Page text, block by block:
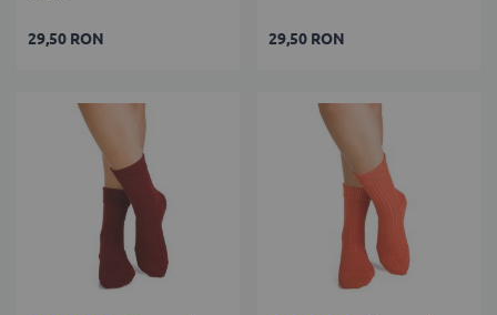
29,50 RON 29,50 RON